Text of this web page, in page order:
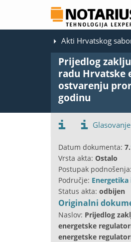
Akti Hrvatskog
Prijedlog
radu Hrvatske
ostvarenju
godinu
Glasovanje
Datum dokumenta: 7.
Vrsta akta: Ostalo
Postupak podnošenja:
Područje:
Status akta: odbijen
Originalni
Naslov: Prijedlog
energetske
energetske